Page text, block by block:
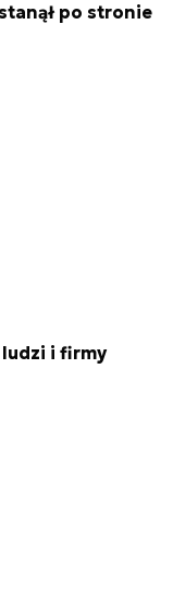
po stronie
i firmy